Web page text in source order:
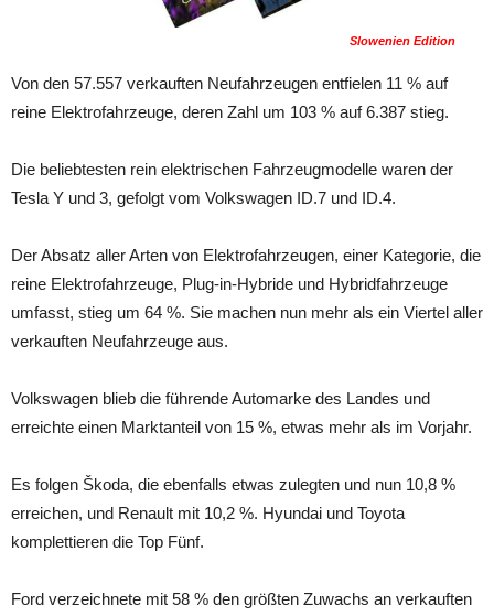
Slowenien Edition
Von den 57.557 verkauften Neufahrzeugen entfielen 11 % auf
reine Elektrofahrzeuge, deren Zahl um 103 % auf 6.387 stieg.
Die beliebtesten rein elektrischen Fahrzeugmodelle waren der
Tesla Y und 3, gefolgt vom Volkswagen ID.7 und ID.4.
Der Absatz aller Arten von Elektrofahrzeugen, einer Kategorie, die
reine Elektrofahrzeuge, Plug-in-Hybride und Hybridfahrzeuge
umfasst, stieg um 64 %. Sie machen nun mehr als ein Viertel aller
verkauften Neufahrzeuge aus.
Volkswagen blieb die führende Automarke des Landes und
erreichte einen Marktanteil von 15 %, etwas mehr als im Vorjahr.
Es folgen Škoda, die ebenfalls etwas zulegten und nun 10,8 %
erreichen, und Renault mit 10,2 %. Hyundai und Toyota
komplettieren die Top Fünf.
Ford verzeichnete mit 58 % den größten Zuwachs an verkauften